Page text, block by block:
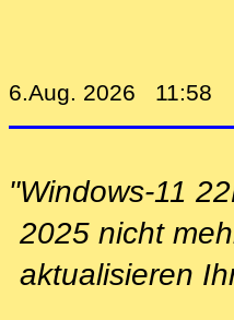
6.Aug. 2026 11:58
"Windows-11
2025 nicht
aktualisieren